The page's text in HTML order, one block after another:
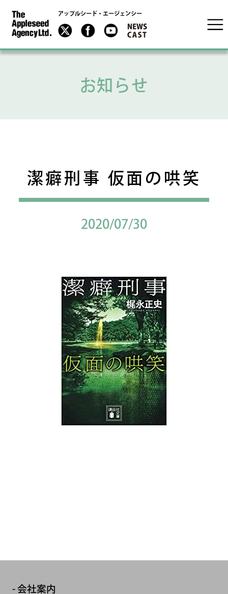
アップルシード・エージェンシー
お知らせ
潔癖刑事 仮面の哄笑
2020/07/30
会社案内